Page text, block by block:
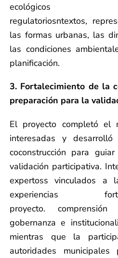
regulatoriosntextos,
las formas urbanas, las
las condiciones
planificación.
3. Fortalecimiento de la
preparación para la
El proyecto completó el
interesadas y
coconstrucción para
validación participativa.
expertoss vinculados a
experiencias
proyecto. comprensión
gobernanza e
mientras que la
autoridades